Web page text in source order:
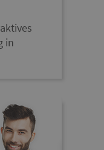
in